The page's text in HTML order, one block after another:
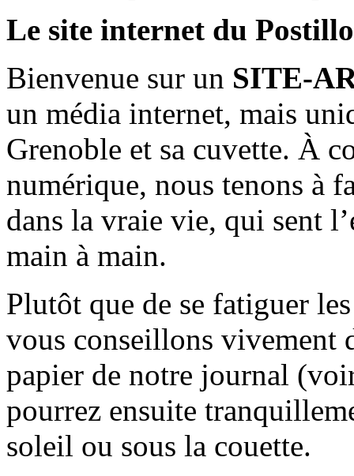
Le site internet du
Bienvenue sur un SITE-
un média internet, mais
Grenoble et sa cuvette. À
numérique, nous tenons à
dans la vraie vie, qui sent
main à main.
Plutôt que de se fatiguer
vous conseillons vivement
papier de notre journal
pourrez ensuite
soleil ou sous la couette.